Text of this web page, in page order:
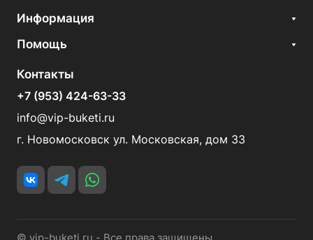
Информация
Помощь
Контакты
+7 (953) 424-63-33
info@vip-buketi.ru
г. Новомосковск ул. Московская, дом 33